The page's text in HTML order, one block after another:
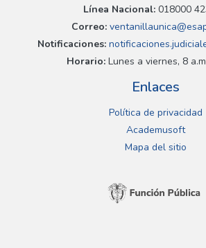
Línea Nacional: 018000
Correo:
Notificaciones:
Horario:Lunes a viernes, 8
Enlaces
Política de privacidad
Academusoft
Mapa del sitio